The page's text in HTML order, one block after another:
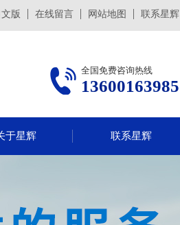
文版 在线留言 网站地图 联系星辉
全国免费咨询热线
13600163985
于星辉 联系星辉